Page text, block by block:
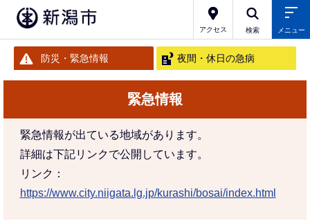
アクセス 検索 メニュー
防災・緊急情報 夜間・休日の急病
緊急情報
緊急情報が出ている地域があります。
詳細は下記リンクで公開しています。
リンク：
https://www.city.niigata.lg.jp/kurashi/bosai/index.html